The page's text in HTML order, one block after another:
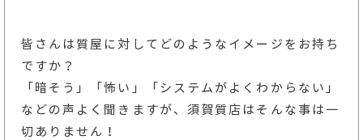
皆さんは質屋に対してどのようなイメージをお持ち
ですか？
「暗そう」「怖い」「システムがよくわからない」
などの声よく聞きますが、須賀質店はそんな事は一
切ありません！